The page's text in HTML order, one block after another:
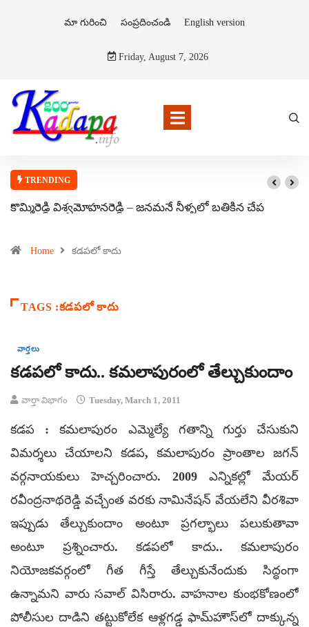
మా గురించి సంప్రదించండి English version
Friday, August 7, 2026
TRENDING
కొమ్మిరెడ్డి విశ్వమోహనరెడ్డి – జనమనే నీళ్ళలో బతికిన చేప
Home కడపలో కాదు
TAGS :కడపలో కాదు
వార్తలు
కడపలో కాదు.. కమలాపురంలో తేల్చుకుందాం
వార్తా విభాగం Tuesday, March 1, 2011
కడప : కమలాపురం ఎమ్మెల్యే గతాన్ని గుర్తు చేసుకుని
విమర్శలు చేయాలని కడప, కమలాపురం ప్రాంతాల జగన్
వర్గనాయకులు హెచ్చరించారు. 2009 ఎన్నికల్లో మేయర్
రవీంద్రనాథరెడ్డి వచ్చేంత వరకు నామినేషన్ వేయలేని వీరశివా
ఇప్పుడు తేల్చుకుందాం అంటూ ప్రగల్భాలు పలుకుతావా
అంటూ ప్రశ్నించారు. కడపలో కాదు.. కమలాపురం
నియోజకవర్గంలో గీత గీస్తే తేల్చుకునేందుకు సిద్ధంగా
ఉన్నామని వారు సవాల్ విసిరారు. వాహనాల కుంభకోణంలో
పోలీసుల దాడిని తట్టుకోలేక ఆళ్లగడ్డ ఫామ్‌హౌస్‌లో దాక్కున్న